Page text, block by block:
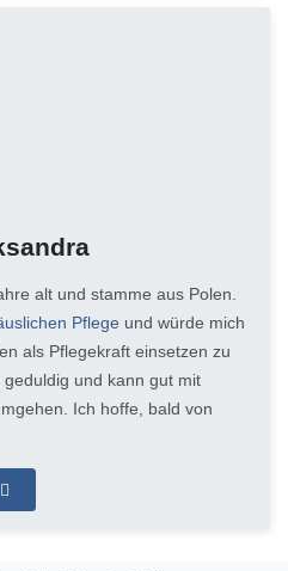
alt und stamme aus Polen.
Pflege und würde mich
als Pflegekraft einsetzen zu
und kann gut mit
Ich hoffe, bald von